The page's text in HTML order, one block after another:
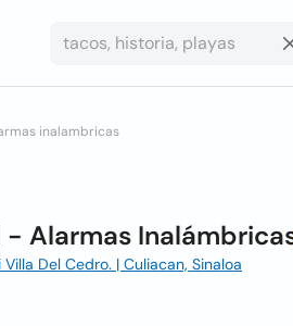
inalambricas
Alarmas
Del Cedro. | Culiacan, Sinaloa